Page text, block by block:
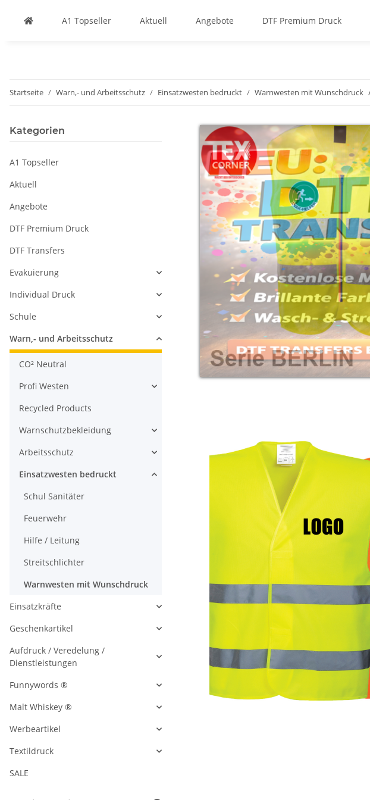
A1 Topseller Aktuell Angebote DTF Premium Druck
Startseite Warn,- und Arbeitsschutz Einsatzwesten bedruckt Warnwesten mit Wunschdruck
Kategorien
A1 Topseller
Aktuell
Angebote
DTF Premium Druck
DTF Transfers
Evakuierung
Individual Druck
Schule
Warn,- und Arbeitsschutz
CO² Neutral
Profi Westen
Recycled Products
Warnschutzbekleidung
Arbeitsschutz
Einsatzwesten bedruckt
Schul Sanitäter
Feuerwehr
Hilfe / Leitung
Streitschlichter
Warnwesten mit Wunschdruck
Einsatzkräfte
Geschenkartikel
Aufdruck / Veredelung /
Dienstleistungen
Funnywords ®
Malt Whiskey ®
Werbeartikel
Textildruck
SALE